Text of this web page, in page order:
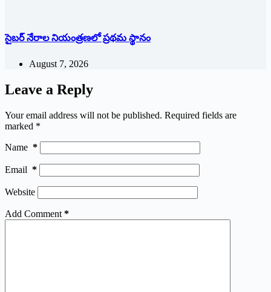
సైబర్ నేరాల నియంత్రణలో ప్రథమ స్థానం
August 7, 2026
Leave a Reply
Your email address will not be published. Required fields are
marked *
Name *
Email *
Website
Add Comment *